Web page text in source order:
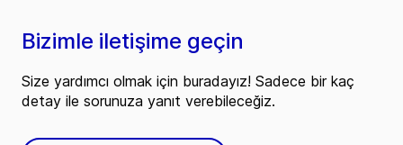
Bizimle iletişime geçin
Size yardımcı olmak için buradayız! Sadece bir kaç
detay ile sorunuza yanıt verebileceğiz.